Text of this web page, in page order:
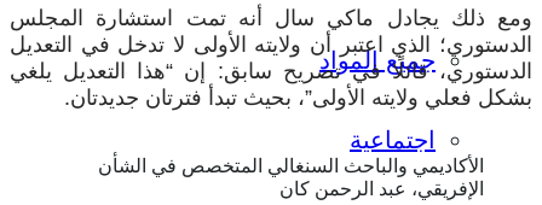
جميع المواد
اجتماعية
ومع ذلك يجادل ماكي سال أنه تمت استشارة المجلس
الدستوري؛ الذي اعتبر أن ولايته الأولى لا تدخل في التعديل
الدستوري، قائلًا في تصريح سابق: إن “هذا التعديل يلغي
بشكل فعلي ولايته الأولى”، بحيث تبدأ فترتان جديدتان.
الأكاديمي والباحث السنغالي المتخصص في الشأن
الإفريقي، عبد الرحمن كان